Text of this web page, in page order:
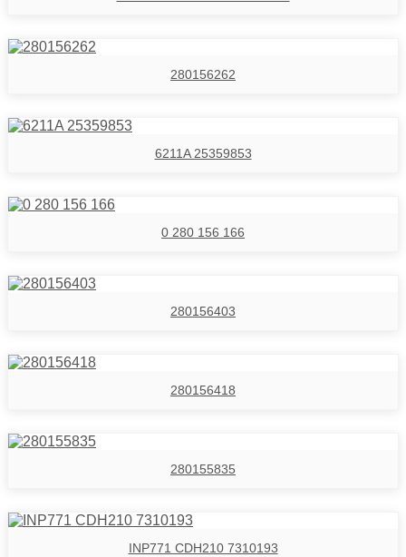
280156262
6211A 25359853
0 280 156 166
280156403
280156418
280155835
INP771 CDH210 7310193